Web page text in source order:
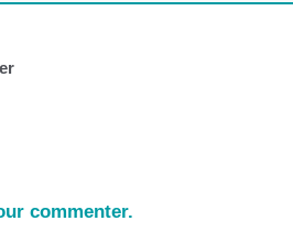
des Ecrins, du
départemental à la jeunesse
départementale de l'économie
commenter.